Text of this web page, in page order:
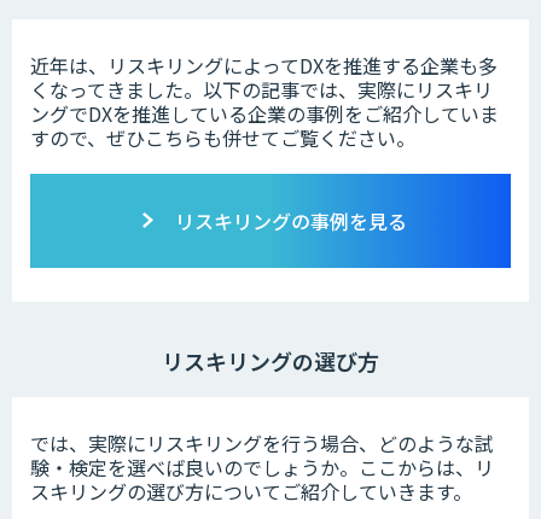
近年は、リスキリングによってDXを推進する企業も多
くなってきました。以下の記事では、実際にリスキリ
ングでDXを推進している企業の事例をご紹介していま
すので、ぜひこちらも併せてご覧ください。
リスキリングの事例を見る
リスキリングの選び方
では、実際にリスキリングを行う場合、どのような試
験・検定を選べば良いのでしょうか。ここからは、リ
スキリングの選び方についてご紹介していきます。